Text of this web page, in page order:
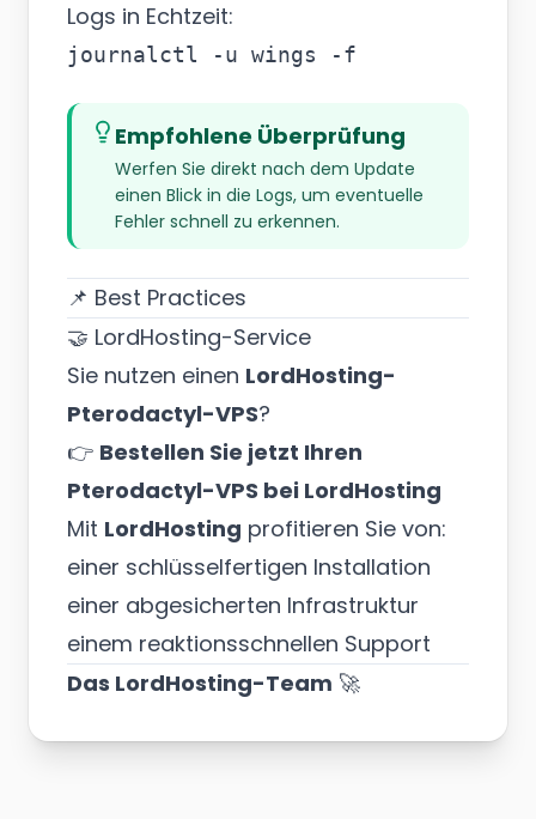
Logs in Echtzeit:
Empfohlene Überprüfung
Werfen Sie direkt nach dem Update
einen Blick in die Logs, um eventuelle
Fehler schnell zu erkennen.
📌 Best Practices
🤝 LordHosting-Service
Sie nutzen einen LordHosting-
Pterodactyl-VPS?
👉 Bestellen Sie jetzt Ihren
Pterodactyl-VPS bei LordHosting
Mit LordHosting profitieren Sie von:
einer schlüsselfertigen Installation
einer abgesicherten Infrastruktur
einem reaktionsschnellen Support
Das LordHosting-Team 🚀